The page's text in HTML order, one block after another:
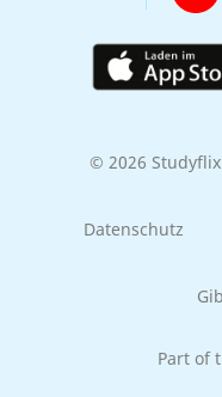
© 2026 Studyflix
Datenschutz
Part of